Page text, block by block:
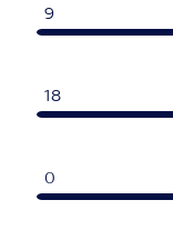
9
18
0